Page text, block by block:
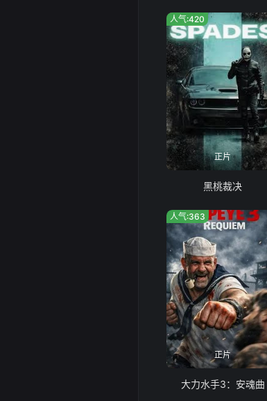
正片
人气:420
黑桃裁决
正片
人气:363
大力水手3：安魂曲